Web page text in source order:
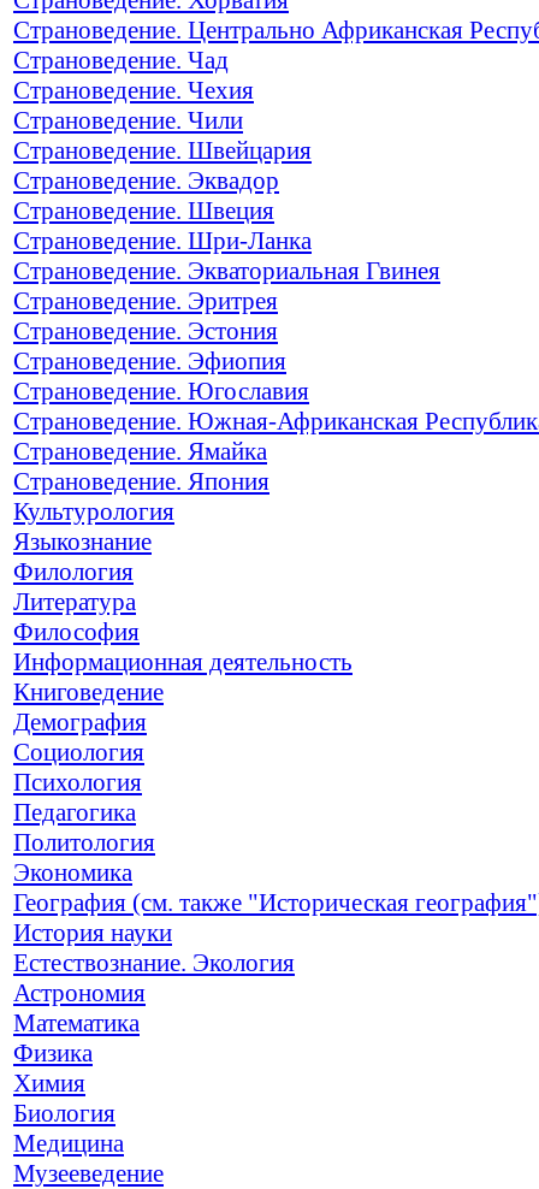
Страноведение. Центрально Африканская
Страноведение. Чад
Страноведение. Чехия
Страноведение. Чили
Страноведение. Швейцария
Страноведение. Эквадор
Страноведение. Швеция
Страноведение. Шри-Ланка
Страноведение. Экваториальная Гвинея
Страноведение. Эритрея
Страноведение. Эстония
Страноведение. Эфиопия
Страноведение. Югославия
Страноведение. Южная-Африканская
Страноведение. Ямайка
Страноведение. Япония
Культурология
Языкознание
Филология
Литература
Философия
Информационная деятельность
Книговедение
Демография
Социология
Психология
Педагогика
Политология
Экономика
География (см. также "Историческая
История науки
Естествознание. Экология
Астрономия
Математика
Физика
Химия
Биология
Медицина
Музееведение